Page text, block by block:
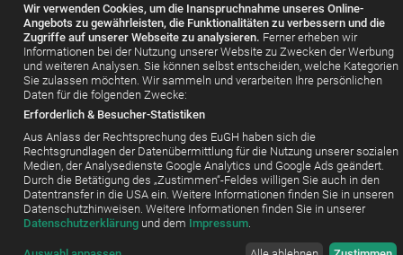
© PP LIVE GmbH, Walther-von-Cronberg-Platz 6, 60594 Frankfurt
am Main
Wir verwenden Cookies, um die Inanspruchnahme unseres Online-
Angebots zu gewährleisten, die Funktionalitäten zu verbessern und die
Zugriffe auf unserer Webseite zu analysieren. Ferner erheben wir
Informationen bei der Nutzung unserer Website zu Zwecken der Werbung
und weiteren Analysen. Sie können selbst entscheiden, welche Kategorien
Sie zulassen möchten. Wir sammeln und verarbeiten Ihre persönlichen
Daten für die folgenden Zwecke:
Erforderlich & Besucher-Statistiken
Aus Anlass der Rechtsprechung des EuGH haben sich die
Rechtsgrundlagen der Datenübermittlung für die Nutzung unserer sozialen
Medien, der Analysedienste Google Analytics und Google Ads geändert.
Durch die Betätigung des „Zustimmen“-Feldes willigen Sie auch in den
Datentransfer in die USA ein. Weitere Informationen finden Sie in unseren
Datenschutzhinweisen. Weitere Informationen finden Sie in unserer
Datenschutzerklärungund dem Impressum.